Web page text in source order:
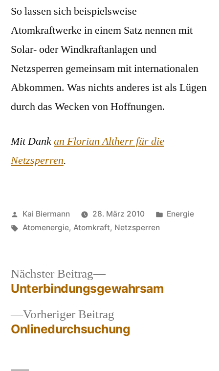
So lassen sich beispielsweise
Atomkraftwerke in einem Satz nennen mit
Solar- oder Windkraftanlagen und
Netzsperren gemeinsam mit internationalen
Abkommen. Was nichts anderes ist als Lügen
durch das Wecken von Hoffnungen.
Mit Dankan Florian Altherr für die
Netzsperren.
Veröffentlicht
von
Kai Biermann 28. März 2010
Veröffentlicht
Energie
Schlagwörter:
Atomenergie, Atomkraft, Netzsperren
Beitragsnavigation
Vorheriger Beitrag
Beitrag:
Onlinedurchsuchung
Nächster Beitrag
Nächster
Beitrag:
Unterbindungsgewahrsam